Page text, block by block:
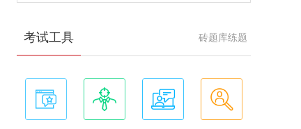
砖题库练题
考试工具